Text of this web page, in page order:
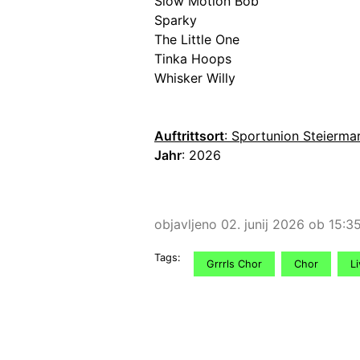
Sparky
The Little One
Tinka Hoops
Whisker Willy
Auftrittsort: Sportunion
Jahr: 2026
objavljeno 02. junij 2026 ob 15:35
Tags:
Grrrls Chor Chor